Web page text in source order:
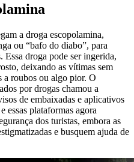
a droga escopolamina,
ou “bafo do diabo”, para
Essa droga pode ser ingerida,
deixando as vítimas sem
a roubos ou algo pior. O
por drogas chamou a
de embaixadas e aplicativos
essas plataformas agora
dos turistas, embora as
e busquem ajuda de